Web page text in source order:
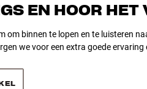
EN HOOR
om binnen te lopen en te luisteren
we voor een extra goede